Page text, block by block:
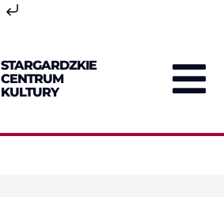
STARGARDZKIE
CENTRUM
KULTURY